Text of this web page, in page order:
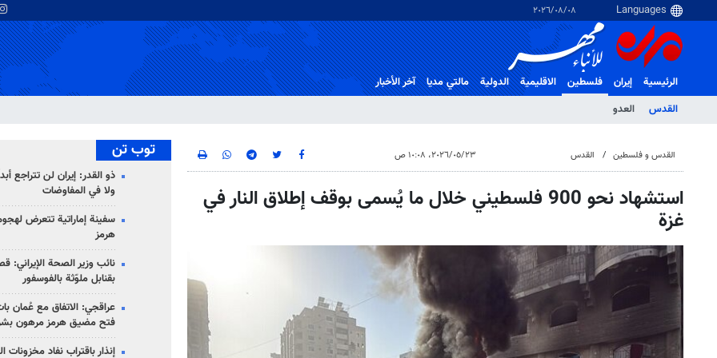
٠٨‏/٠٨‏/٢٠٢٦
الرئيسية إيران
فلسطین
القدس
العدو
الاقلیمیة الدولية مالتي مدیا آخر الأخبار
القدس و فلسطین القدس ٢٣‏/٠٥‏/٢٠٢٦، ١٠:٠٨ ص
استشهاد نحو 900 فلسطيني خلال ما يُسمى بوقف إطلاق النار في
غزة
توب تن
ذو القدر: إيران لن تتراجع
ولا في المفاوضات
سفينة إماراتية تتعرض
هرمز
نائب وزير الصحة الإيراني:
بقنابل ملوّثة بالفوسفور
عراقجي: الاتفاق مع عُمان
فتح مضيق هرمز مرهون
إنذار باقتراب نفاد مخزونات